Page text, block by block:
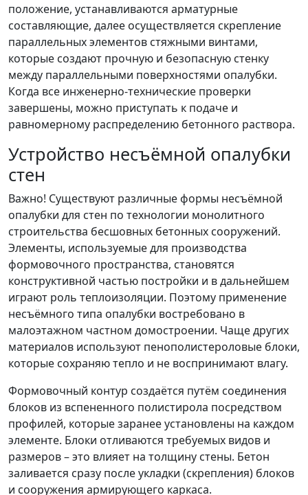
положение, устанавливаются арматурные
составляющие, далее осуществляется скрепление
параллельных элементов стяжными винтами,
которые создают прочную и безопасную стенку
между параллельными поверхностями опалубки.
Когда все инженерно-технические проверки
завершены, можно приступать к подаче и
равномерному распределению бетонного раствора.
Устройство несъёмной опалубки
стен
Важно! Существуют различные формы несъёмной
опалубки для стен по технологии монолитного
строительства бесшовных бетонных сооружений.
Элементы, используемые для производства
формовочного пространства, становятся
конструктивной частью постройки и в дальнейшем
играют роль теплоизоляции. Поэтому применение
несъёмного типа опалубки востребовано в
малоэтажном частном домостроении. Чаще других
материалов используют пенополистероловые блоки,
которые сохраняю тепло и не воспринимают влагу.
Формовочный контур создаётся путём соединения
блоков из вспененного полистирола посредством
профилей, которые заранее установлены на каждом
элементе. Блоки отливаются требуемых видов и
размеров – это влияет на толщину стены. Бетон
заливается сразу после укладки (скрепления) блоков
и сооружения армирующего каркаса.